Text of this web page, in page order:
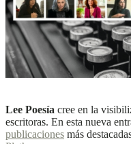
Lee Poesía cree en la
escritoras. En esta nueva
publicaciones más